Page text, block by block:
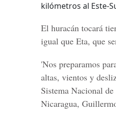
kilómetros al Este-
El huracán tocará
igual que Eta, que
'Nos preparamos
altas, vientos y
Sistema Nacional
Nicaragua,